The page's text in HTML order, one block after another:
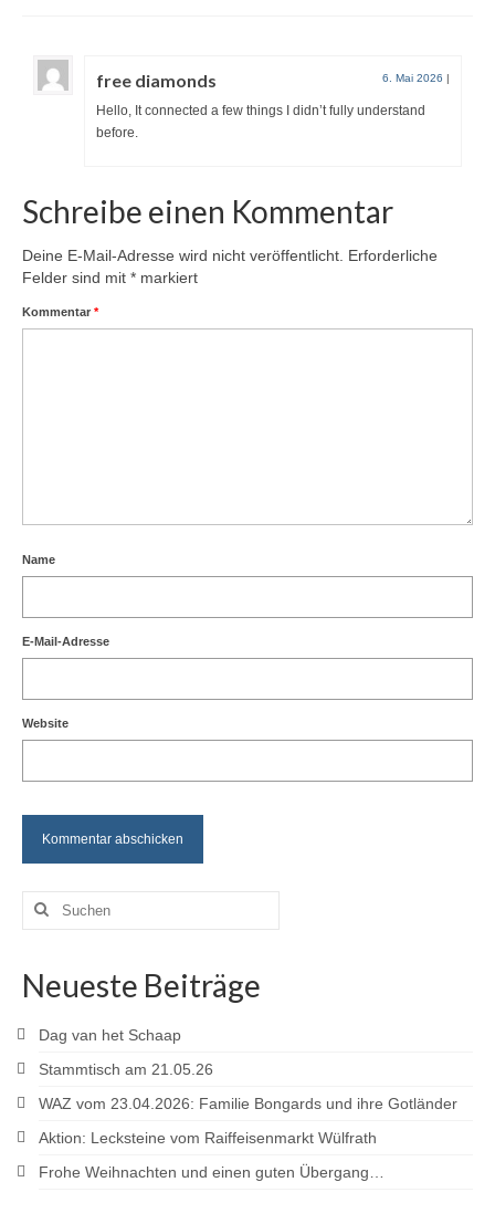
Sponsoren
free diamonds 6. Mai 2026 |
Hello, It connected a few things I didn’t fully understand
before.
Schreibe einen Kommentar
Deine E-Mail-Adresse wird nicht veröffentlicht. Erforderliche
Felder sind mit * markiert
Kommentar *
Name
E-Mail-Adresse
Website
Suchen
Neueste Beiträge
Dag van het Schaap
Stammtisch am 21.05.26
WAZ vom 23.04.2026: Familie Bongards und ihre Gotländer
Aktion: Lecksteine vom Raiffeisenmarkt Wülfrath
Frohe Weihnachten und einen guten Übergang…